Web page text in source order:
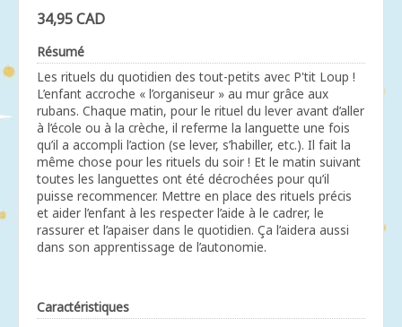
34,95 CAD
Résumé
Les rituels du quotidien des tout-petits avec P'tit Loup !
L’enfant accroche « l’organiseur » au mur grâce aux
rubans. Chaque matin, pour le rituel du lever avant d’aller
à l’école ou à la crèche, il referme la languette une fois
qu’il a accompli l’action (se lever, s’habiller, etc.). Il fait la
même chose pour les rituels du soir ! Et le matin suivant
toutes les languettes ont été décrochées pour qu’il
puisse recommencer. Mettre en place des rituels précis
et aider l’enfant à les respecter l’aide à le cadrer, le
rassurer et l’apaiser dans le quotidien. Ça l’aidera aussi
dans son apprentissage de l’autonomie.
Caractéristiques